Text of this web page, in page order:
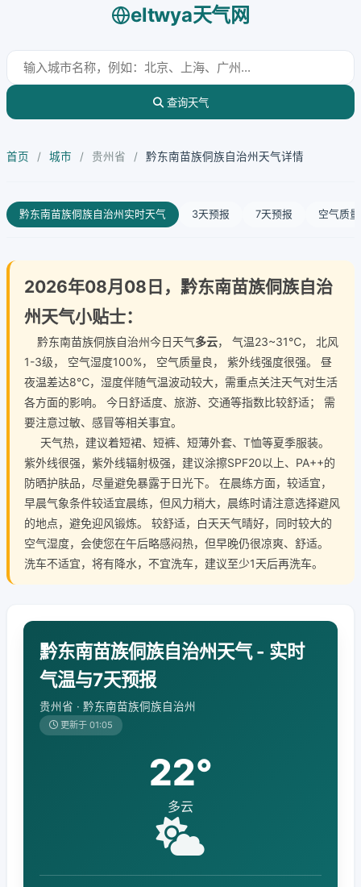
eltwya天气网
查询天气
首页 / 城市 / 贵州省 / 黔东南苗族侗族自治州天气详情
黔东南苗族侗族自治州实时天气 3天预报 7天预报 空气质量
2026年08月08日，黔东南苗族侗族自治
州天气小贴士：
黔东南苗族侗族自治州今日天气多云， 气温23~31℃， 北风
1-3级， 空气湿度100%， 空气质量良， 紫外线强度很强。 昼
夜温差达8℃，湿度伴随气温波动较大，需重点关注天气对生活
各方面的影响。 今日舒适度、旅游、交通等指数比较舒适； 需
要注意过敏、感冒等相关事宜。
天气热，建议着短裙、短裤、短薄外套、T恤等夏季服装。
紫外线很强，紫外线辐射极强，建议涂擦SPF20以上、PA++的
防晒护肤品，尽量避免暴露于日光下。 在晨练方面，较适宜，
早晨气象条件较适宜晨练，但风力稍大，晨练时请注意选择避风
的地点，避免迎风锻炼。 较舒适，白天天气晴好，同时较大的
空气湿度，会使您在午后略感闷热，但早晚仍很凉爽、舒适。
洗车不适宜，将有降水，不宜洗车，建议至少1天后再洗车。
黔东南苗族侗族自治州天气 - 实时
气温与7天预报
贵州省 · 黔东南苗族侗族自治州
更新于 01:05
22°
多云